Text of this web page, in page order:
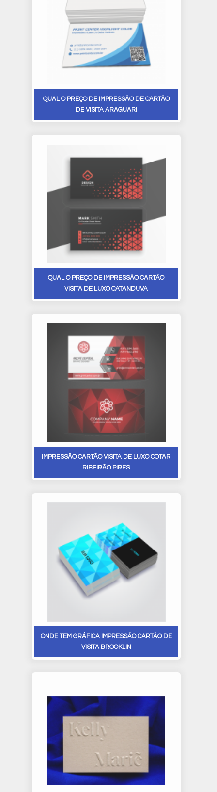
QUAL O PREÇO DE IMPRESSÃO DE CARTÃO
DE VISITA ARAGUARI
QUAL O PREÇO DE IMPRESSÃO CARTÃO
VISITA DE LUXO CATANDUVA
IMPRESSÃO CARTÃO VISITA DE LUXO COTAR
RIBEIRÃO PIRES
ONDE TEM GRÁFICA IMPRESSÃO CARTÃO DE
VISITA BROOKLIN